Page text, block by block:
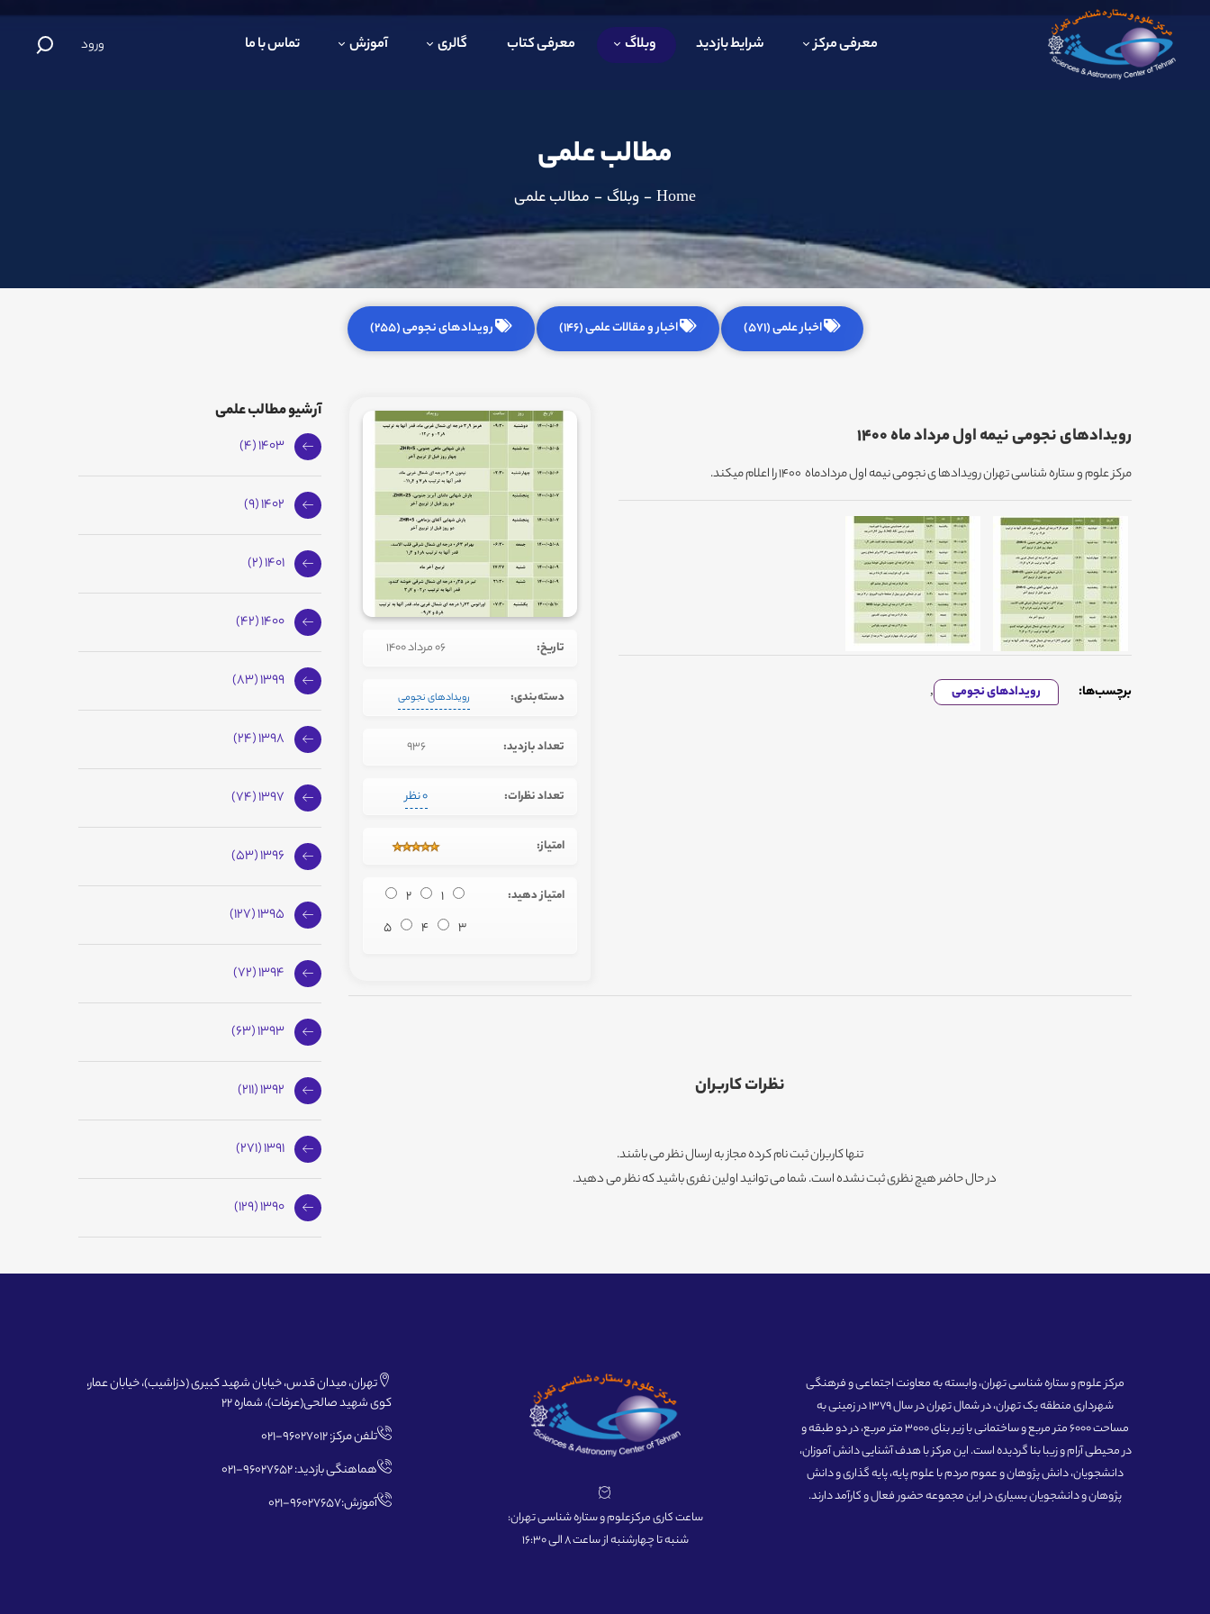
معرفی مرکز شرایط بازدید وبلاگ معرفی کتاب گالری آموزش تماس با ما ورود
مطالب علمی
Home
- وبلاگ - مطالب علمی
اخبار علمی (571) اخبار و مقالات علمی (146) رویدادهای نجومی (255)
رویدادهای نجومی نیمه اول مرداد ماه 1400
مرکز علوم و ستاره شناسی تهران رویدادها ی نجومی نیمه اول مردادماه 1400 را اعلام میکند.
برچسب‌ها: رویدادهای نجومی ,
تاریخ: 06 مرداد 1400
دسته‌بندی: رویدادهای نجومی
تعداد بازدید: 936
تعداد نظرات: 0 نظر
امتیاز:
امتیاز دهید: 1
2
3
4
5
نظرات کاربران
تنها کاربران ثبت نام کرده مجاز به ارسال نظر می باشند.
در حال حاضر هیچ نظری ثبت نشده است. شما می توانید اولین نفری باشید که نظر می دهید.
آرشیو مطالب علمی
1403 (4)
1402 (9)
1401 (2)
1400 (42)
1399 (83)
1398 (24)
1397 (74)
1396 (53)
1395 (127)
1394 (72)
1393 (63)
1392 (211)
1391 (271)
1390 (129)
مرکز علوم و ستاره شناسی تهران، وابسته به معاونت اجتماعی و فرهنگی
شهرداری منطقه یک تهران، در شمال تهران در سال 1379 در زمینی به
مساحت 6000 متر مربع و ساختمانی با زیر بنای 3000 متر مربع، در دو طبقه و
در محیطی آرام و زیبا بنا گردیده است. این مرکز با هدف آشنایی دانش آموزان،
دانشجویان، دانش پژوهان و عموم مردم با علوم پایه، پایه گذاری و دانش
پژوهان و دانشجویان بسیاری در این مجموعه حضور فعال و کارآمد دارند.
ساعت کاری مرکزعلوم و ستاره شناسی تهران:
شنبه تا چهارشنبه از ساعت 8 الی 16:30
تهران، میدان قدس، خیابان شهید کبیری (دزاشیب)، خیابان عمار،
کوی شهید صالحی(عرفات)، شماره 22
تلفن مرکز: 96027012-021
هماهنگی بازدید: 96027652-021
آموزش:96027657-021